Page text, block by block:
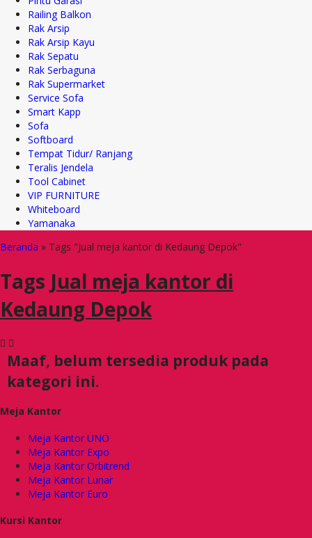
Railing Balkon
Rak Arsip
Rak Arsip Kayu
Rak Sepatu
Rak Serbaguna
Rak Supermarket
Service Sofa
Smart Kapp
Sofa
Softboard
Tempat Tidur/ Ranjang
Teralis Jendela
Tool Cabinet
VIP FURNITURE
Whiteboard
Yamanaka
Beranda » Tags "Jual meja kantor di Kedaung Depok"
Tags Jual meja kantor di
Kedaung Depok
Maaf, belum tersedia produk pada
kategori ini.
Meja Kantor
Meja Kantor UNO
Meja Kantor Expo
Meja Kantor Orbitrend
Meja Kantor Lunar
Meja Kantor Euro
Kursi Kantor